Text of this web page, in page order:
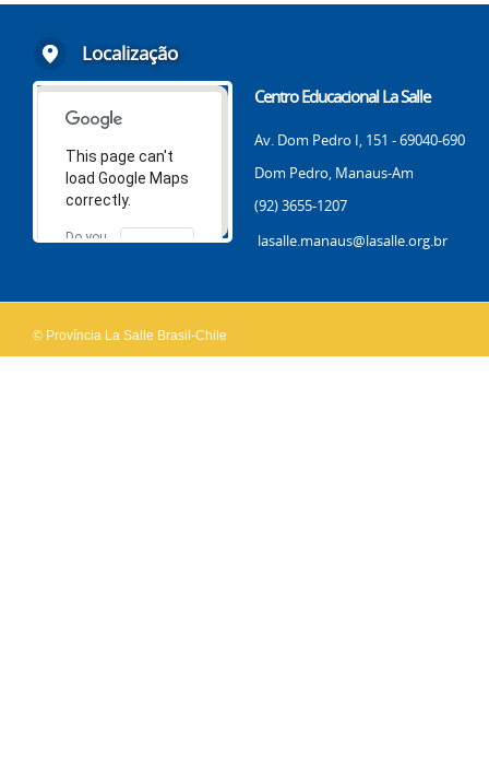
Localização
This page can't
load Google Maps
correctly.
Do you
OK
Centro Educacional La Salle
Av. Dom Pedro I, 151 - 69040-690
Dom Pedro, Manaus-Am
(92) 3655-1207
lasalle.manaus@lasalle.org.br
© Província La Salle Brasil-Chile